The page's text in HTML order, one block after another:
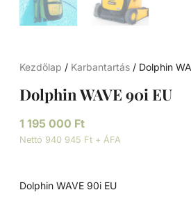
Kezdőlap / Karbantartás / Dolphin
Dolphin WAVE 90i EU
1 195 000 Ft
Nettó 940 945 Ft + ÁFA
Dolphin WAVE 90i EU